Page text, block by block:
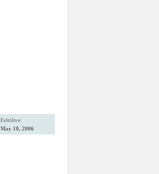
Feltöltve:
May 10, 2006